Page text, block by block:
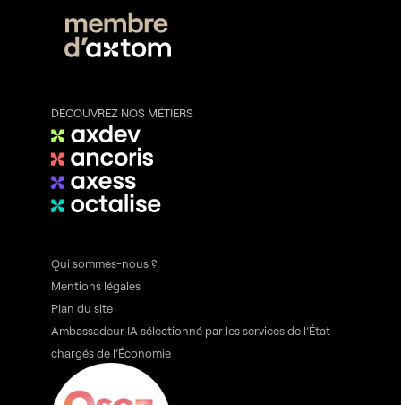
DÉCOUVREZ NOS MÉTIERS
Qui sommes-nous ?
Mentions légales
Plan du site
Ambassadeur IA sélectionné par les services de l’État
chargés de l’Économie